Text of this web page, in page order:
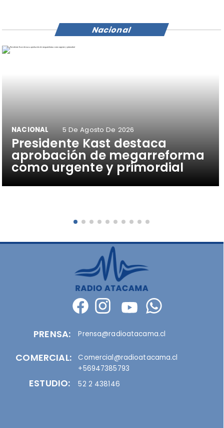
Presidente Kast destaca
aprobación de megarreforma
como urgente y primordial
NACIONAL 5 De Agosto De 2026
Nacional
PRENSA:
COMERCIAL:
Prensa@radioatacama.cl
Comercial@radioatacama.cl
+56947385793
ESTUDIO: 52 2 438146